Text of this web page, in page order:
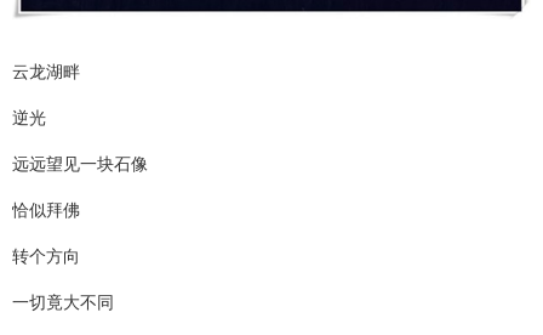
云龙湖畔
逆光
远远望见一块石像
恰似拜佛
转个方向
一切竟大不同